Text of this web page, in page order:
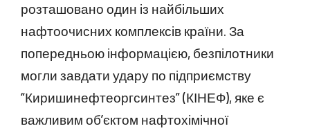
розташовано один із найбільших
нафтоочисних комплексів країни. За
попередньою інформацією, безпілотники
могли завдати удару по підприємству
“Киришинефтеоргсинтез” (КІНЕФ), яке є
важливим об’єктом нафтохімічної